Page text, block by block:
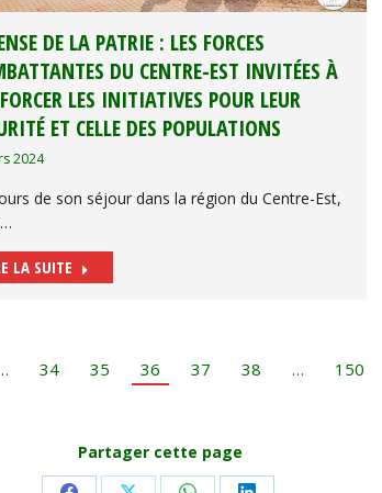
DE LA PATRIE : LES FORCES
DU CENTRE-EST INVITÉES À
LES INITIATIVES POUR LEUR
ET CELLE DES POPULATIONS
2024
de son séjour dans la région du Centre-Est,
LA SUITE
34 35 36 37 38 … 150
Partager cette page